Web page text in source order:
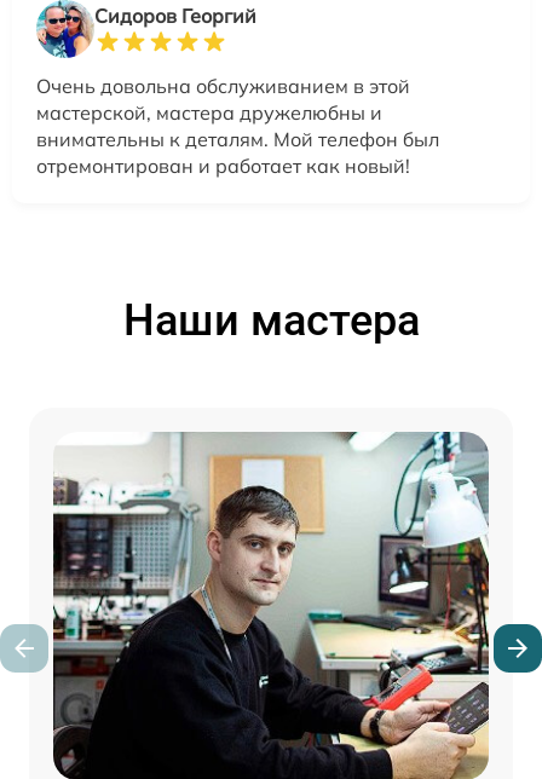
Сидоров Георгий
Очень довольна обслуживанием в этой
мастерской, мастера дружелюбны и
внимательны к деталям. Мой телефон был
отремонтирован и работает как новый!
Наши мастера